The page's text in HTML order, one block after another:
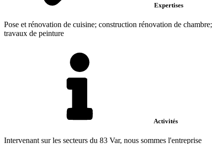
Expertises
Pose et rénovation de cuisine; construction rénovation de chambre;
travaux de peinture
Activités
Intervenant sur les secteurs du 83 Var, nous sommes l'entreprise